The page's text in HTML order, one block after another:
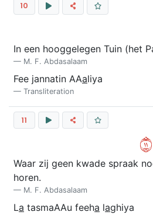
10
In een hooggelegen Tuin (het
M. F. Abdasalaam
Fee jannatin AAaliya
Transliteration
11
١١
Waar zij geen kwade spraak
horen.
M. F. Abdasalaam
La tasmaAAu feeha laghiya